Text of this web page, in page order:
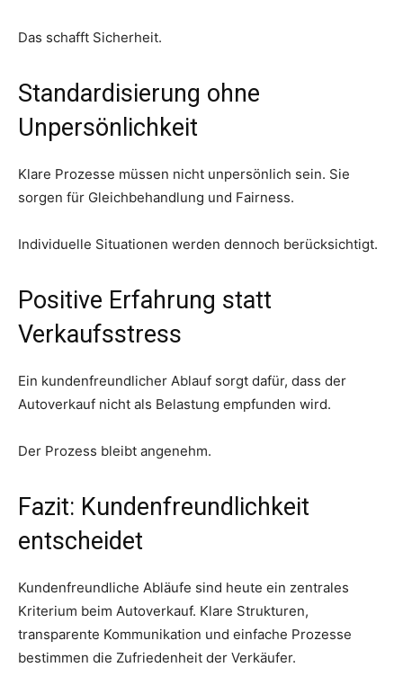
Das schafft Sicherheit.
Standardisierung ohne
Unpersönlichkeit
Klare Prozesse müssen nicht unpersönlich sein. Sie
sorgen für Gleichbehandlung und Fairness.
Individuelle Situationen werden dennoch berücksichtigt.
Positive Erfahrung statt
Verkaufsstress
Ein kundenfreundlicher Ablauf sorgt dafür, dass der
Autoverkauf nicht als Belastung empfunden wird.
Der Prozess bleibt angenehm.
Fazit: Kundenfreundlichkeit
entscheidet
Kundenfreundliche Abläufe sind heute ein zentrales
Kriterium beim Autoverkauf. Klare Strukturen,
transparente Kommunikation und einfache Prozesse
bestimmen die Zufriedenheit der Verkäufer.